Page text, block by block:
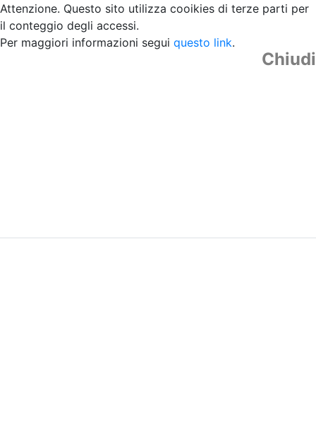
Attenzione. Questo sito utilizza cooikies di terze parti per
il conteggio degli accessi.
Per maggiori informazioni segui questo link.
Chiudi